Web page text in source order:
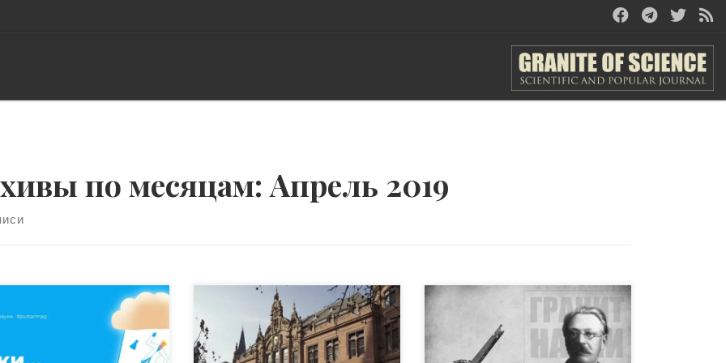
по месяцам: Апрель 2019
4 мая состоится «Марш
— уличная акция-
в поддержку
Одним из самых престижных
университетов в Европе
является Гейдельбергский
Кто изобрёл кинематограф –
братья Люмьеры или одессит
Иосиф Тимченко? Правильный